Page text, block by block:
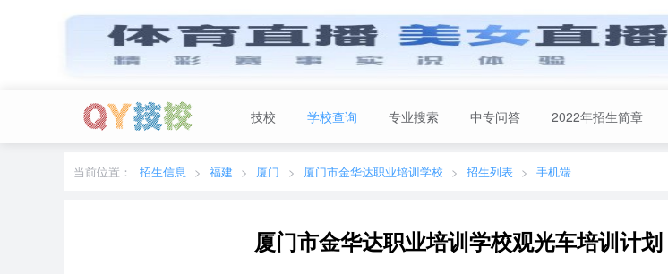
技校 学校查询 专业搜索 中专问答 2022年招生简章
当前城市： 广东 切换地区
当前位置： 招生信息 福建 厦门 厦门市金华达职业培训学校 招生列表 手机端
厦门市金华达职业培训学校观光车培训计划